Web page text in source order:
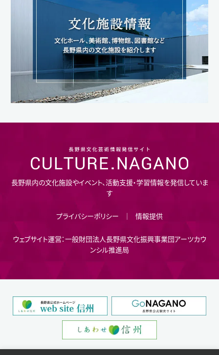
長野県内の文化施設やイベント、活動支援・学習情報を発信していま
す
プライバシーポリシー 情報提供
ウェブサイト運営：一般財団法人長野県文化振興事業団アーツカウ
ンシル推進局